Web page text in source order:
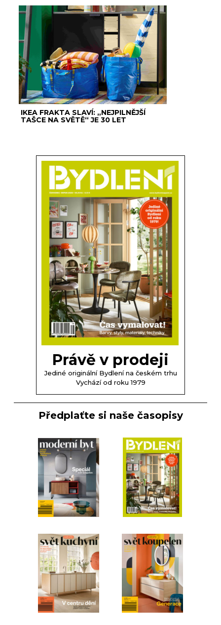
IKEA FRAKTA SLAVÍ: „NEJPILNĚJŠÍ
TAŠCE NA SVĚTĚ“ JE 30 LET
Právě v prodeji
Jediné originální Bydlení na českém trhu
Vychází od roku 1979
Předplaťte si naše časopisy